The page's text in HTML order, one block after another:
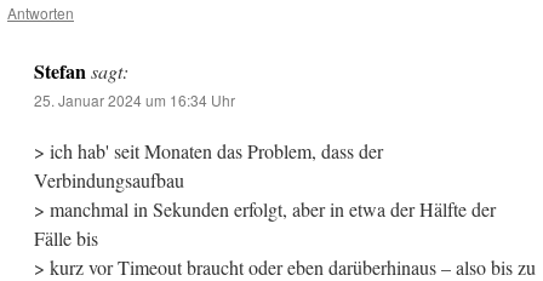
Antworten
Stefan sagt:
25. Januar 2024 um 16:34 Uhr
> ich hab' seit Monaten das Problem, dass der
Verbindungsaufbau
> manchmal in Sekunden erfolgt, aber in etwa der Hälfte der
Fälle bis
> kurz vor Timeout braucht oder eben darüberhinaus – also bis zu